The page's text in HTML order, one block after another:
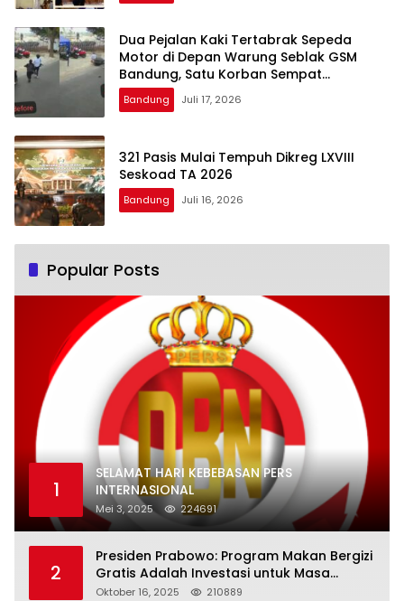
Dua Pejalan Kaki Tertabrak Sepeda
Motor di Depan Warung Seblak GSM
Bandung, Satu Korban Sempat
Mengalami Kejang
Bandung Juli 17, 2026
321 Pasis Mulai Tempuh Dikreg LXVIII
Seskoad TA 2026
Bandung Juli 16, 2026
Popular Posts
1
SELAMAT HARI KEBEBASAN PERS
INTERNASIONAL
Mei 3, 2025 224691
2
Presiden Prabowo: Program Makan Bergizi
Gratis Adalah Investasi untuk Masa
Depan Bangsa
Oktober 16, 2025 210889